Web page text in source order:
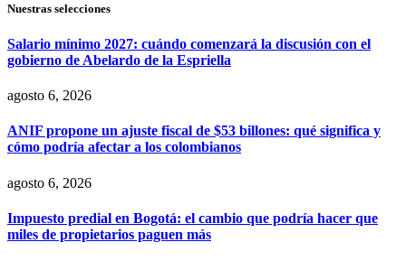
Nuestras selecciones
Salario mínimo 2027: cuándo comenzará la discusión con el
gobierno de Abelardo de la Espriella
agosto 6, 2026
ANIF propone un ajuste fiscal de $53 billones: qué significa y
cómo podría afectar a los colombianos
agosto 6, 2026
Impuesto predial en Bogotá: el cambio que podría hacer que
miles de propietarios paguen más